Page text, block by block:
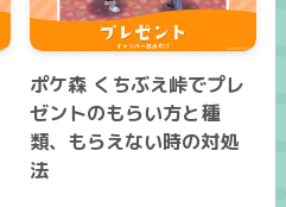
ポケ森 くちぶえ峠でプレ
ゼントのもらい方と種
類、もらえない時の対処
法